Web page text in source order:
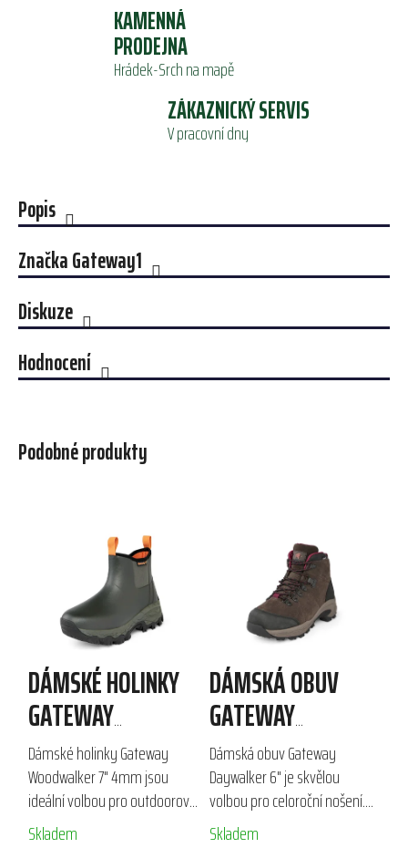
KAMENNÁ
PRODEJNA
Hrádek-Srch na mapě
ZÁKAZNICKÝ SERVIS
V pracovní dny
Popis
ZnačkaGateway1
Diskuze
Hodnocení
Podobné produkty
DÁMSKÉ HOLINKY
GATEWAY
WOODWALKER 7"
4MM
Dámské holinky Gateway
Woodwalker 7" 4mm jsou
ideální volbou pro outdoorové
aktivity a lov. S plně
Skladem
DÁMSKÁ OBUV
GATEWAY
DAYWALKER 6"
Dámská obuv Gateway
Daywalker 6" je skvělou
volbou pro celoroční nošení.
Tyto kožené polobotky s
Skladem